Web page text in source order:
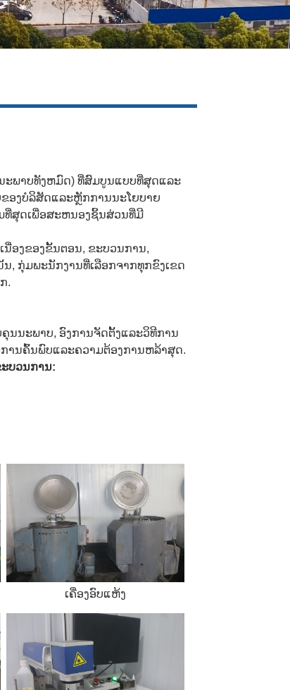
ະພາບທັງຫມົດ) ທີ່ສົມບູນແບບທີ່ສຸດແລະ
ອງບໍລິສັດແລະຫຼັກການນະໂຍບາຍ
ທີ່ສຸດເພື່ອສະຫນອງຊິ້ນສ່ວນທີ່ມີ
ອງຂອງຂັ້ນຕອນ, ຂະບວນການ,
ກຸ່ມພະນັກງານທີ່ເລືອກຈາກທຸກຂົງເຂດ
.
ນນະພາບ, ອົງການຈັດຕັ້ງແລະວິທີການ
ານຄົ້ນພົບແລະຄວາມຕ້ອງການຫລ້າສຸດ.
ບວນການ:
ເຄື່ອງອົບແຫ້ງ